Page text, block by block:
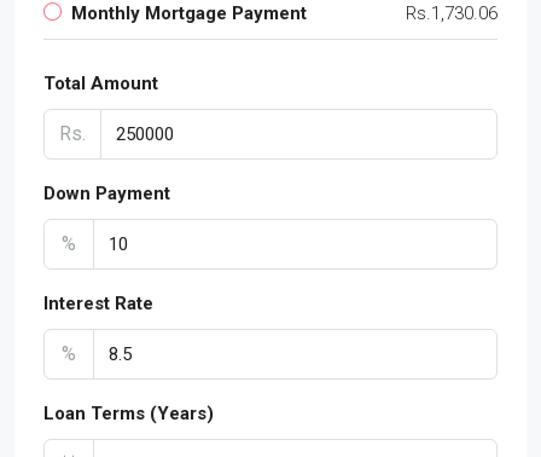
Monthly Mortgage Payment Rs.1,730.06
Total Amount
Rs.
Down Payment
%
Interest Rate
%
Loan Terms (Years)